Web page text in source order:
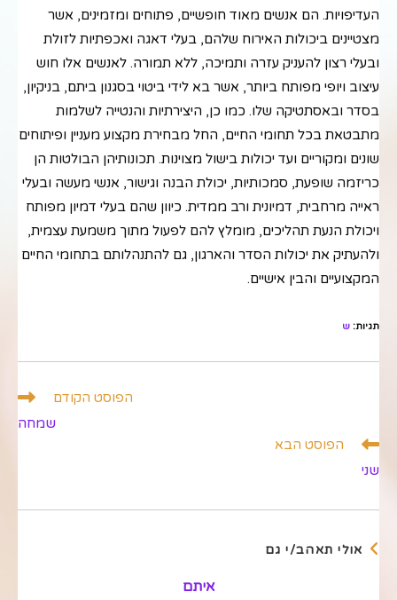
העדיפויות. הם אנשים מאוד חופשיים, פתוחים ומזמינים, אשר
מצטיינים ביכולות האירוח שלהם, בעלי דאגה ואכפתיות לזולת
ובעלי רצון להעניק עזרה ותמיכה, ללא תמורה. לאנשים אלו חוש
עיצוב ויופי מפותח ביותר, אשר בא לידי ביטוי בסגנון ביתם, בניקיון,
בסדר ובאסתטיקה שלו. כמו כן, היצירתיות והנטייה לשלמות
מתבטאת בכל תחומי החיים, החל מבחירת מקצוע מעניין ופיתוחים
שונים ומקוריים ועד יכולות בישול מצוינות. תכונותיהן הבולטות הן
כריזמה שופעת, סמכותיות, יכולת הבנה וגישור, אנשי מעשה ובעלי
ראייה מרחבית, דמיונית ורב ממדית. כיוון שהם בעלי דמיון מפותח
ויכולת הנעת תהליכים, מומלץ להם לפעול מתוך משמעת עצמית,
ולהעתיק את יכולות הסדר והארגון, גם להתנהלותם בתחומי החיים
המקצועיים והבין אישיים.
תגיות: ש
הפוסט הקודם
שמחה
הפוסט הבא
שני
אולי תאהב/י גם
איתם